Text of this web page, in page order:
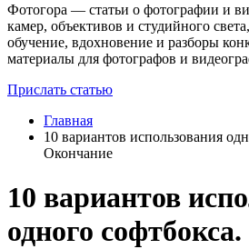
Фотогора — статьи о фотографии и
камер, объективов и студийного
обучение, вдохновение и разборы
материалы для фотографов и
Прислать статью
Главная
10 вариантов использования
Окончание
10 вариантов
одного